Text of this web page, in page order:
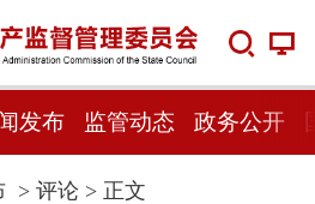
发布 监管动态 政务公开
> 评论 > 正文